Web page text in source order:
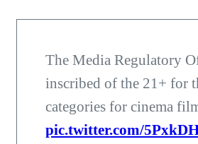
The Media Regulatory
inscribed of the 21+ for
categories for cinema
pic.twitter.com/